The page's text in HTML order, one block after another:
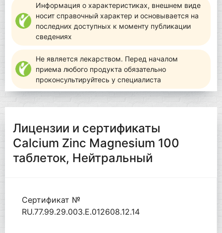
Информация о характеристиках, внешнем виде
носит справочный характер и основывается на
последних доступных к моменту публикации
сведениях
Не является лекарством. Перед началом
приема любого продукта обязательно
проконсультируйтесь у специалиста
Лицензии и сертификаты
Calcium Zinc Magnesium 100
таблеток, Нейтральный
Сертификат №
RU.77.99.29.003.Е.012608.12.14